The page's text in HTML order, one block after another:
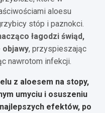
aloesu
stóp i paznokci.
łagodzi świąd,
objawy, przyspieszając
nawrotom infekcji.
z aloesem na stopy,
umyciu i osuszeniu
efektów, po